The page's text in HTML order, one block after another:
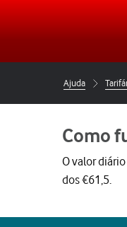
Ajuda
Como
O valor
dos €61,5.